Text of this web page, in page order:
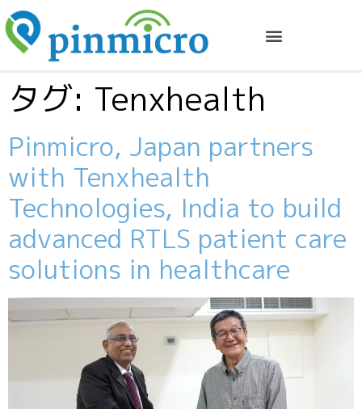
タグ: Tenxhealth
Pinmicro, Japan partners
with Tenxhealth
Technologies, India to build
advanced RTLS patient care
solutions in healthcare